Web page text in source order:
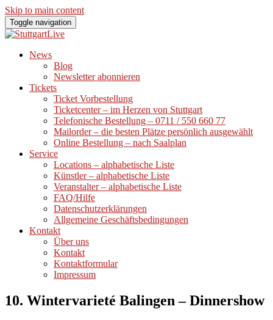
Skip to main content
Toggle navigation
News
Blog
Newsletter abonnieren
Tickets
Ticket Vorbestellung
Ticketcenter – im Herzen von Stuttgart
Telefonische Bestellung – 0711 / 550 660 77
Mailorder – die besten Plätze persönlich ausgewählt
Online Bestellung – nach Saalplan
Service
Locations – alphabetische Liste
Künstler – alphabetische Liste
Veranstalter – alphabetische Liste
FAQ/Hilfe
Datenschutzerklärungen
Allgemeine Geschäftsbedingungen
Kontakt
Über uns
Kontakt
Kontaktformular
Impressum
10. Wintervarieté Balingen – Dinnershow